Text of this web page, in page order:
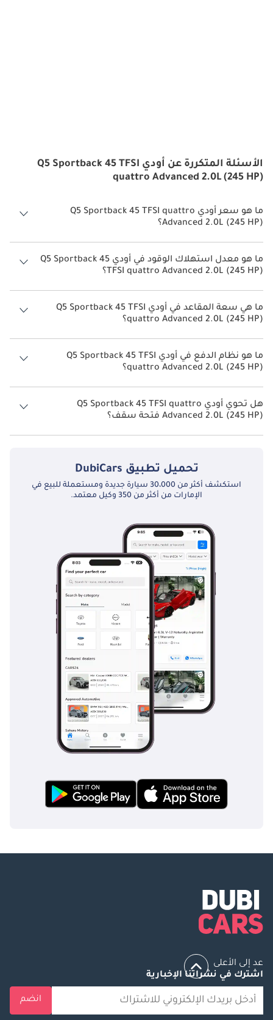
الأسئلة المتكررة عن أودي Q5 Sportback 45 TFSI
quattro Advanced 2.0L (245 HP)
ما هو سعر أودي Q5 Sportback 45 TFSI quattro
Advanced 2.0L (245 HP)؟
سعر أودي Q5 Sportback 45 TFSI quattro Advanced 2.0L (245 HP) هو درهم
294,900.
ما هو معدل استهلاك الوقود في أودي Q5 Sportback 45
TFSI quattro Advanced 2.0L (245 HP)؟
يبلغ معدل استهلاك الوقود المقترح من الشركة المصنعة لسيارة أودي Q5
2026 من 9 كم/ليتر - 11 كم/ليتر.
ما هي سعة المقاعد في أودي Q5 Sportback 45 TFSI
quattro Advanced 2.0L (245 HP)؟
تتسع أودي Q5 Sportback 45 TFSI quattro Advanced 2.0L (245 HP) لأ 5
أشخاص.
ما هو نظام الدفع في أودي Q5 Sportback 45 TFSI
quattro Advanced 2.0L (245 HP)؟
نظام الدفع في أودي Q5 All Wheel Drive Sportback 45 TFSI quattro
Advanced 2.0L (245 HP).
هل تحوي أودي Q5 Sportback 45 TFSI quattro
Advanced 2.0L (245 HP) فتحة سقف؟
نعم توفر أودي Q5 Sportback 45 TFSI quattro Advanced 2.0L (245 HP)
تحميل تطبيق DubiCars
استكشف أكثر من 30،000 سيارة جديدة ومستعملة للبيع في
الإمارات من أكثر من 350 وكيل معتمد.
عد إلى الأعلى
اشترك في نشراتنا الإخبارية
انضم